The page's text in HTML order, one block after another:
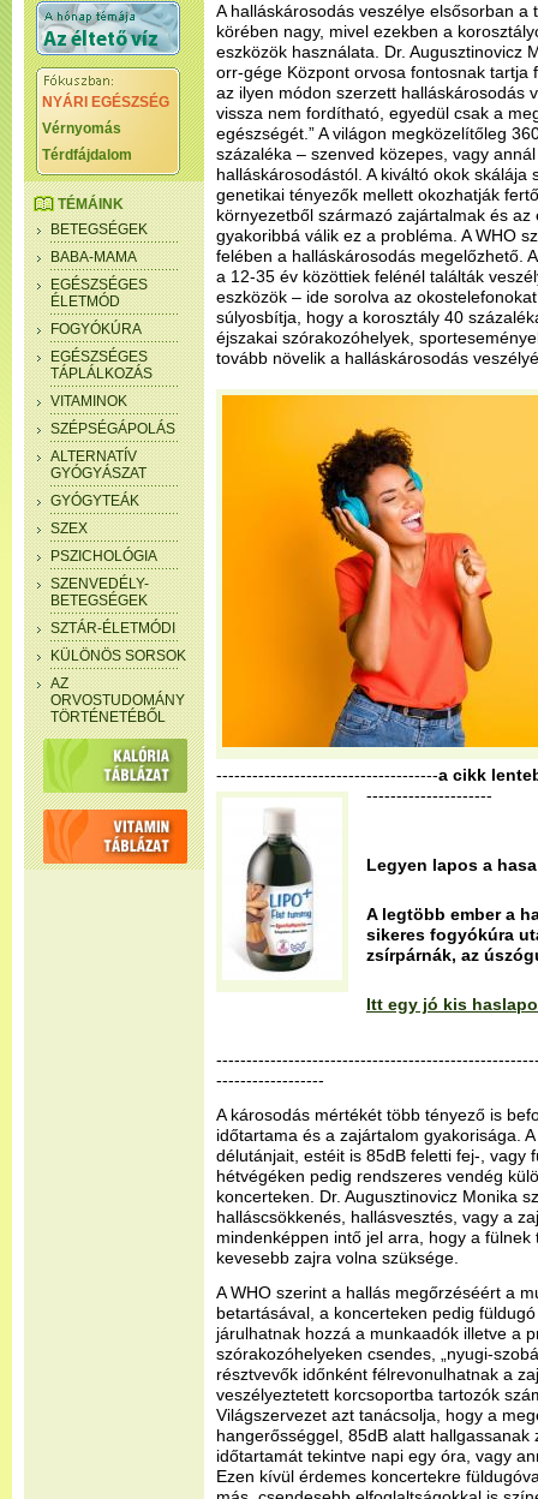
NYÁRI EGÉSZSÉG
Vérnyomás
Térdfájdalom
TÉMÁINK
BETEGSÉGEK
BABA-MAMA
EGÉSZSÉGES
ÉLETMÓD
FOGYÓKÚRA
EGÉSZSÉGES
TÁPLÁLKOZÁS
VITAMINOK
SZÉPSÉGÁPOLÁS
ALTERNATÍV
GYÓGYÁSZAT
GYÓGYTEÁK
SZEX
PSZICHOLÓGIA
SZENVEDÉLY-
BETEGSÉGEK
SZTÁR-ÉLETMÓDI
KÜLÖNÖS SORSOK
AZ
ORVOSTUDOMÁNY
TÖRTÉNETÉBŐL
A halláskárosodás veszélye elsősorban a
körében nagy, mivel ezekben a
eszközök használata. Dr. Augusztinovicz
orr-gége Központ orvosa fontosnak tartja
az ilyen módon szerzett halláskárosodás
vissza nem fordítható, egyedül csak a
egészségét.” A világon megközelítőleg
százaléka – szenved közepes, vagy
halláskárosodástól. A kiváltó okok skálája
genetikai tényezők mellett okozhatják
környezetből származó zajártalmak és
gyakoribbá válik ez a probléma. A WHO
felében a halláskárosodás megelőzhető.
a 12-35 év közöttiek felénél találták
eszközök – ide sorolva az
súlyosbítja, hogy a korosztály 40
éjszakai szórakozóhelyek,
tovább növelik a halláskárosodás
-------------------------------------a cikk
---------------------
Legyen lapos a
A legtöbb ember a
sikeres fogyókúra
zsírpárnák, az
Itt egy jó kis
------------------
A károsodás mértékét több tényező is
időtartama és a zajártalom gyakorisága.
délutánjait, estéit is 85dB feletti fej-, vagy
hétvégéken pedig rendszeres vendég
koncerteken. Dr. Augusztinovicz Monika
halláscsökkenés, hallásvesztés, vagy a
mindenképpen intő jel arra, hogy a
kevesebb zajra volna szüksége.
A WHO szerint a hallás megőrzéséért a
betartásával, a koncerteken pedig
járulhatnak hozzá a munkaadók illetve a
szórakozóhelyeken csendes, „nyugi-
résztvevők időnként félrevonulhatnak a
veszélyeztetett korcsoportba tartozók
Világszervezet azt tanácsolja, hogy a
hangerősséggel, 85dB alatt hallgassanak
időtartamát tekintve napi egy óra, vagy
Ezen kívül érdemes koncertekre